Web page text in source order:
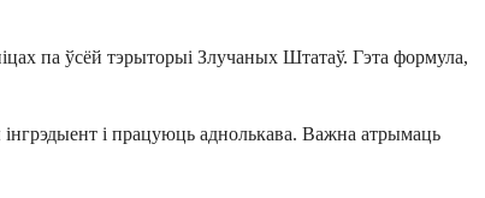
па ўсёй тэрыторыі Злучаных Штатаў. Гэта формула,
і працуюць аднолькава. Важна атрымаць